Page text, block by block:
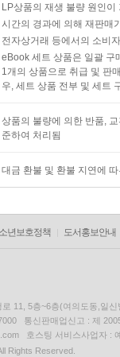
LP상품의 재생 불량 원인
시간의 경과에 의해 재판매
전자상거래 등에서의 소비
eBook 세트 상품은 일괄 구
1개의 상품으로 취급 및 판
우, 세트 상품 전부 및 세트
상품의 불량에 의한 반품,
준하여 처리됨
대금 환불 및 환불 지연에
년보호정책 도서홍보안내
11, 5층~6층(여의도동,일신
통신판매업신고 : 제
호스팅 서비스사업자 :
Rights Reserved.